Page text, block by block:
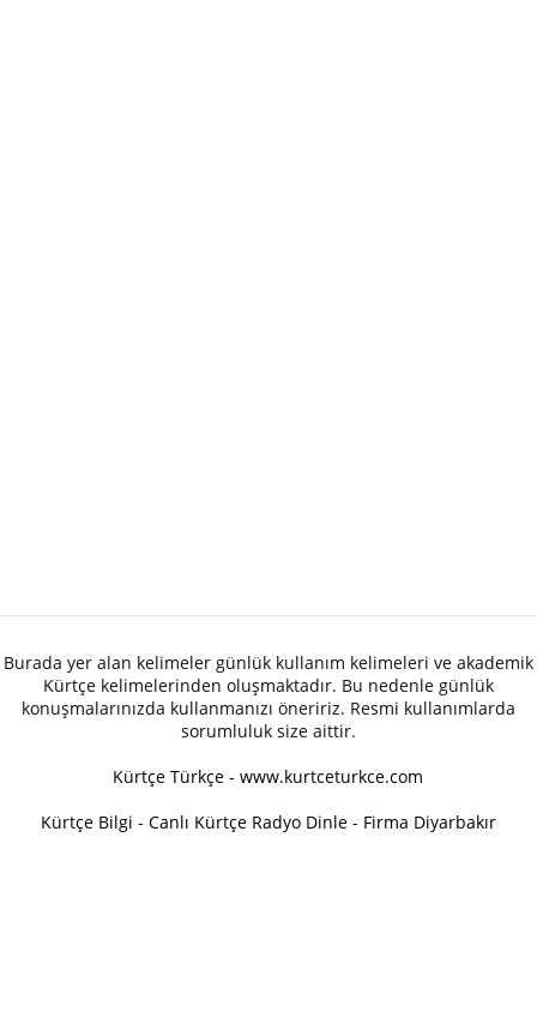
Burada yer alan kelimeler günlük kullanım kelimeleri ve akademik
Kürtçe kelimelerinden oluşmaktadır. Bu nedenle günlük
konuşmalarınızda kullanmanızı öneririz. Resmi kullanımlarda
sorumluluk size aittir.
Kürtçe Türkçe - www.kurtceturkce.com
Kürtçe Bilgi - Canlı Kürtçe Radyo Dinle - Firma Diyarbakır